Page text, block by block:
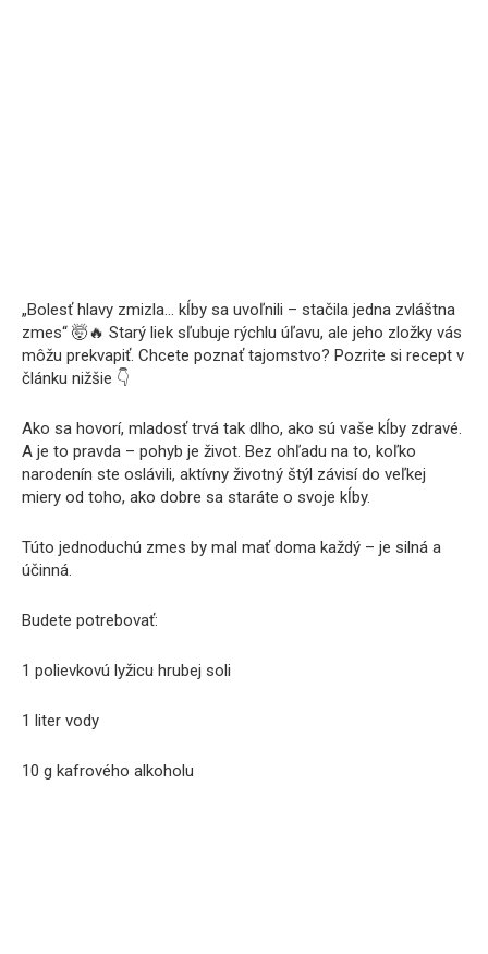
„Bolesť hlavy zmizla… kĺby sa uvoľnili – stačila jedna zvláštna
zmes“ 🤯🔥 Starý liek sľubuje rýchlu úľavu, ale jeho zložky vás
môžu prekvapiť. Chcete poznať tajomstvo? Pozrite si recept v
článku nižšie 👇
Ako sa hovorí, mladosť trvá tak dlho, ako sú vaše kĺby zdravé.
A je to pravda – pohyb je život. Bez ohľadu na to, koľko
narodenín ste oslávili, aktívny životný štýl závisí do veľkej
miery od toho, ako dobre sa staráte o svoje kĺby.
Túto jednoduchú zmes by mal mať doma každý – je silná a
účinná.
Budete potrebovať:
1 polievkovú lyžicu hrubej soli
1 liter vody
10 g kafrového alkoholu